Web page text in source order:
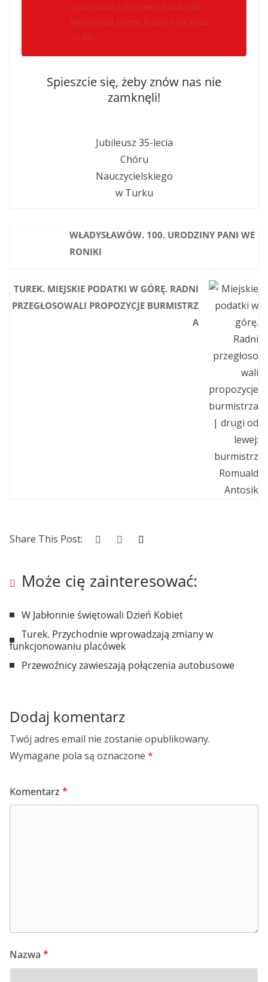
sponsorów i życzliwych ludzi do
Miejskiego Domu Kultury na godz.
16.00!
Spieszcie się, żeby znów nas nie
zamknęli!
Jubileusz 35-lecia
Chóru
Nauczycielskiego
w Turku
WŁADYSŁAWÓW. 100. URODZINY PANI WE
RONIKI
TUREK. MIEJSKIE PODATKI W GÓRĘ. RADNI
PRZEGŁOSOWALI PROPOZYCJE BURMISTRZ
A
Share This Post:
Może cię zainteresować:
W Jabłonnie świętowali Dzień Kobiet
Turek. Przychodnie wprowadzają zmiany w
funkcjonowaniu placówek
Przewoźnicy zawieszają połączenia autobusowe
Dodaj komentarz
Twój adres email nie zostanie opublikowany.
Wymagane pola są oznaczone *
Komentarz *
Nazwa *